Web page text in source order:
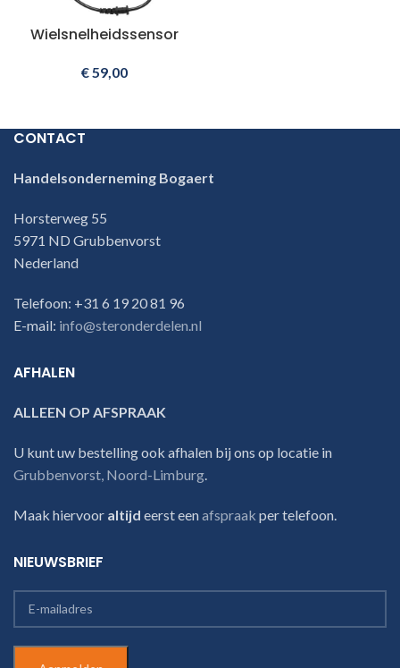
Wielsnelheidssensor
€ 59,00
CONTACT
Handelsonderneming Bogaert
Horsterweg 55
5971 ND Grubbenvorst
Nederland
Telefoon: +31 6 19 20 81 96
E-mail: info@steronderdelen.nl
AFHALEN
ALLEEN OP AFSPRAAK
U kunt uw bestelling ook afhalen bij ons op locatie in
Grubbenvorst, Noord-Limburg
Maak hiervoor altijd eerst eenafspraak per telefoon.
NIEUWSBRIEF